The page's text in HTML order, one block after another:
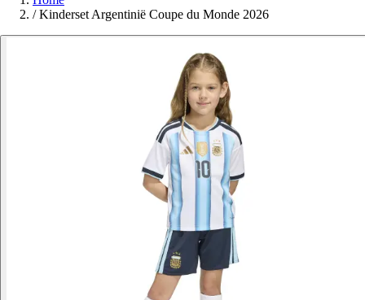
/ Kinderset Argentinië Coupe du Monde 2026